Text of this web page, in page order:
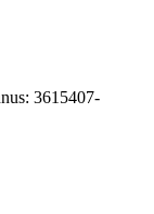
3615407-